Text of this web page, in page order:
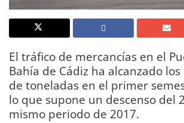
El tráfico de mercancías en el
Bahía de Cádiz ha alcanzado
de toneladas en el primer
lo que supone un descenso del
mismo periodo de 2017.